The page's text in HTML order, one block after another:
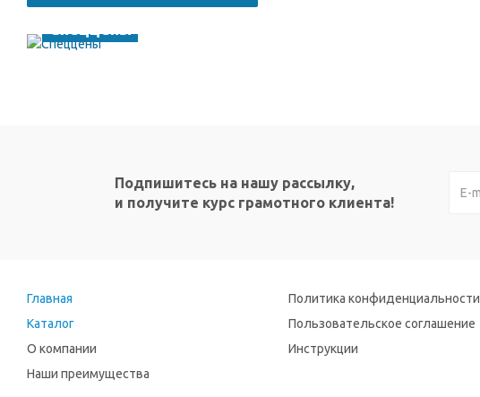
Подпишитесь на нашу рассылку,
и получите курс грамотного клиента!
Главная
Каталог
О компании
Наши преимущества
Политика конфиденциальности
Пользовательское соглашение
Инструкции